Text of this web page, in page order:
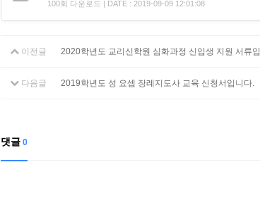
100회 다운로드 | DATE : 2019-09-09 12:01:08
이전글 2020학년도 교리신학원 심화과정 신입생 지원 서류
다음글 2019학년도 성 요셉 장례지도사 교육 신청서입니다.
댓글 0